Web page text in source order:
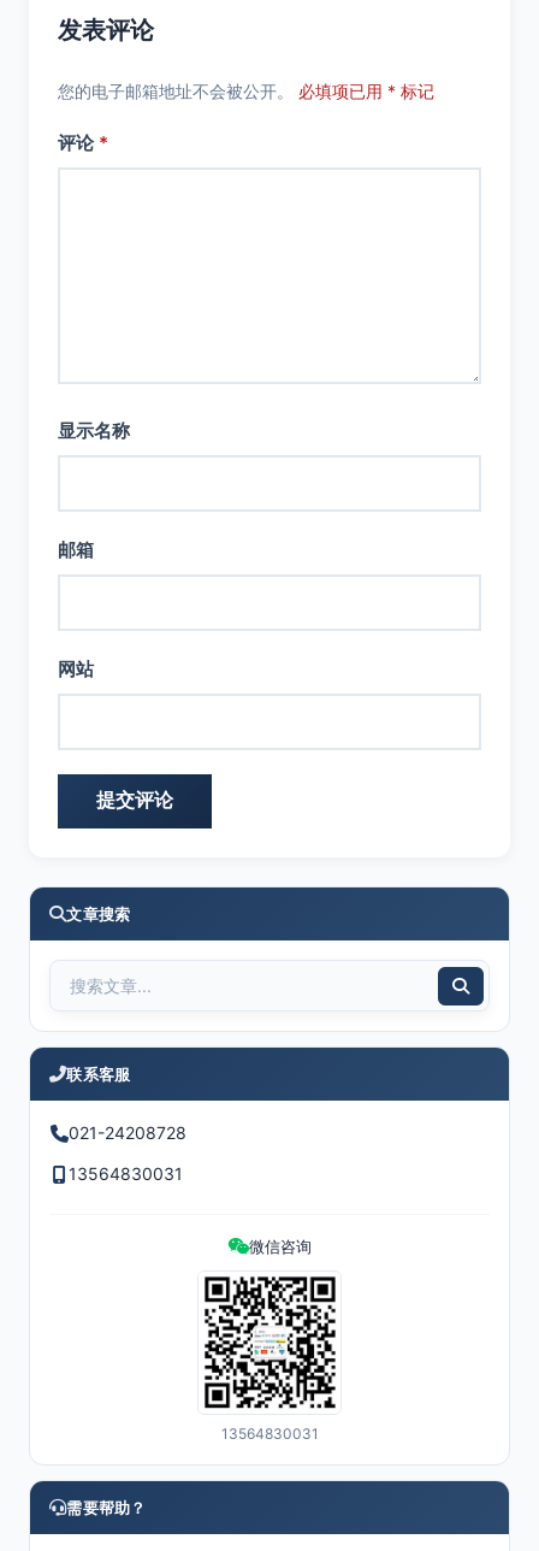
发表评论
您的电子邮箱地址不会被公开。 必填项已用 * 标记
评论 *
显示名称
邮箱
网站
文章搜索
联系客服
021-24208728
13564830031
微信咨询
13564830031
需要帮助？